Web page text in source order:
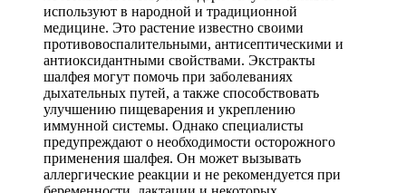
используют в народной и традиционной
медицине. Это растение известно своими
противовоспалительными, антисептическими и
антиоксидантными свойствами. Экстракты
шалфея могут помочь при заболеваниях
дыхательных путей, а также способствовать
улучшению пищеварения и укреплению
иммунной системы. Однако специалисты
предупреждают о необходимости осторожного
применения шалфея. Он может вызывать
аллергические реакции и не рекомендуется при